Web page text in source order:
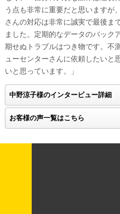
う点も非常に重要だと思いますが
さんの対応は非常に誠実で最後ま
ました。定期的なデータのバック
期せぬトラブルはつき物です。不
ューセンターさんに依頼したいと
いと思っています。」
中野涼子様のインタービュー詳細
お客様の声一覧はこちら